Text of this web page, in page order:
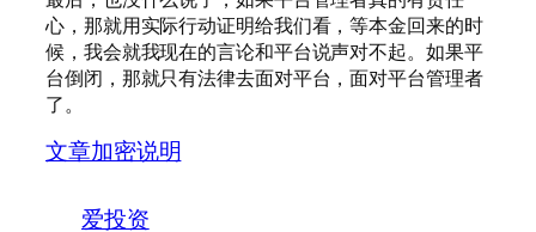
心，那就用实际行动证明给我们看，等本金回来的时
候，我会就我现在的言论和平台说声对不起。如果平
台倒闭，那就只有法律去面对平台，面对平台管理者
了。
文章加密说明
爱投资